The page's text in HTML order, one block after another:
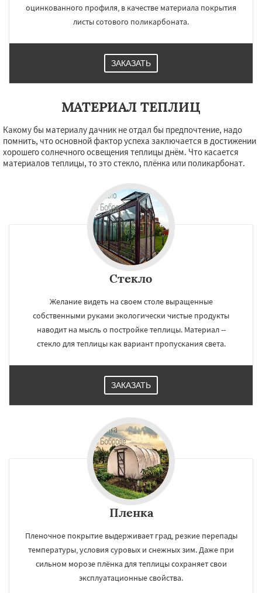
регионам
Богородское Большие Вяземы Быково
Загорянский Запрудная Заречье
Измайлово Икша
Лесной
Лопатино Лотошино
Малаховка Менделеевск Михнево
Правдинский
Родники Свердловск
Софрино Томилино Тучково
Удельная Фосфоритный
оцинкованного профиля, в качестве материала покрытия
листы сотового поликарбоната.
ЗАКАЗАТЬ
МАТЕРИАЛ ТЕПЛИЦ
Какому бы материалу дачник не отдал бы предпочтение, надо
помнить, что основной фактор успеха заключается в достижении
хорошего солнечного освещения теплицы днём. Что касается
материалов теплицы, то это стекло, плёнка или поликарбонат.
Стекло
Желание видеть на своем столе выращенные
собственными руками экологически чистые продукты
наводит на мысль о постройке теплицы. Материал --
стекло для теплицы как вариант пропускания света.
ЗАКАЗАТЬ
Пленка
Пленочное покрытие выдерживает град, резкие перепады
температуры, условия суровых и снежных зим. Даже при
сильном морозе плёнка для теплицы сохраняет свои
эксплуатационные свойства.